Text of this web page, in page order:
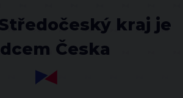
kraj je
Česka